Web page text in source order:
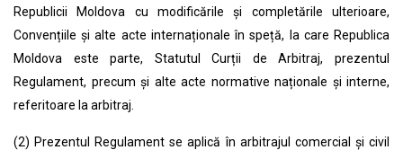
Republicii Moldova cu modificările și completările ulterioare,
Convențiile și alte acte internaționale în speță, la care Republica
Moldova este parte, Statutul Curții de Arbitraj, prezentul
Regulament, precum și alte acte normative naționale și interne,
referitoare la arbitraj.
(2) Prezentul Regulament se aplică în arbitrajul comercial și civil